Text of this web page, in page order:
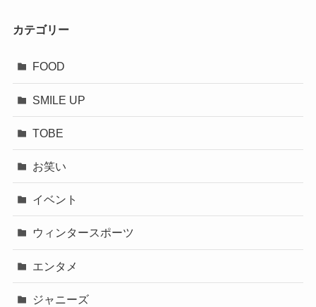
カテゴリー
FOOD
SMILE UP
TOBE
お笑い
イベント
ウィンタースポーツ
エンタメ
ジャニーズ